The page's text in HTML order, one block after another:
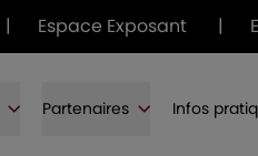
| Espace Exposant |
Partenaires Infos